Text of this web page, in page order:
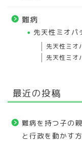
難病
先天性ミオパ
先天性ミオ
先天性ミオ
最近の投稿
難病を持つ子の
と行政を動かす